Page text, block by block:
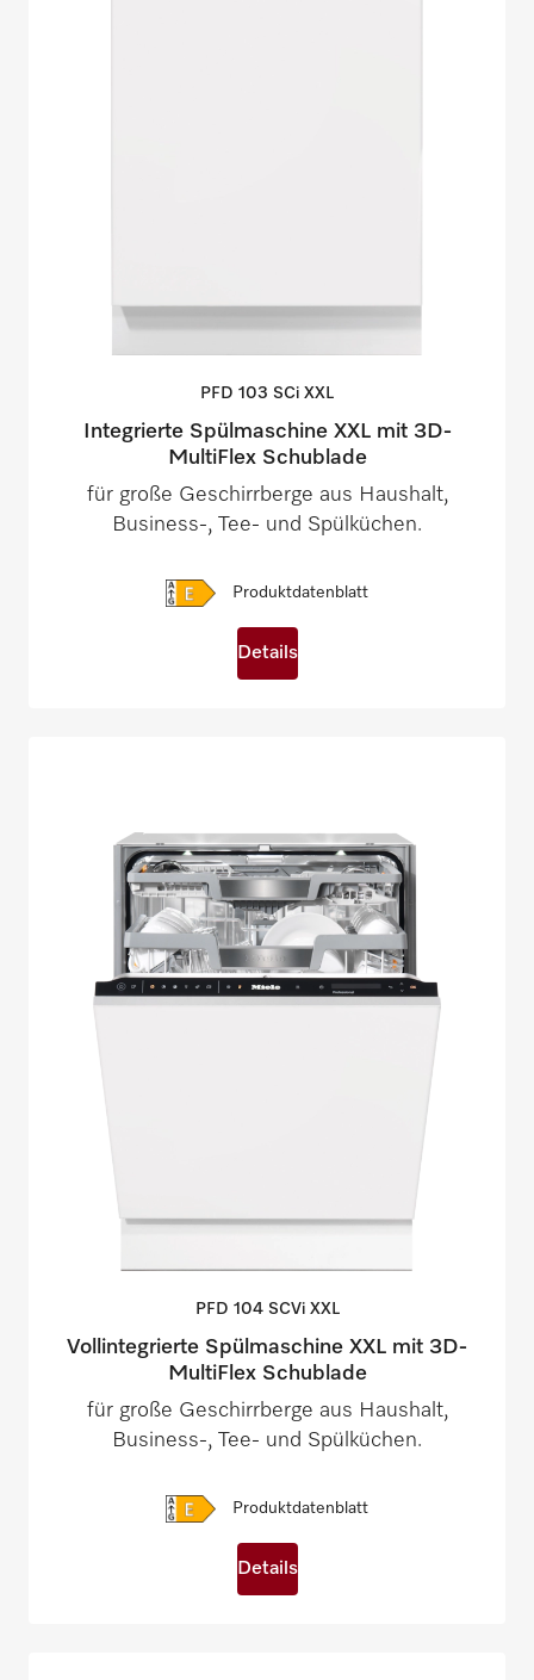
PFD 103 SCi XXL
Integrierte Spülmaschine XXL mit 3D-
MultiFlex Schublade
für große Geschirrberge aus Haushalt,
Business-, Tee- und Spülküchen.
Produktdatenblatt
Details
PFD 104 SCVi XXL
Vollintegrierte Spülmaschine XXL mit 3D-
MultiFlex Schublade
für große Geschirrberge aus Haushalt,
Business-, Tee- und Spülküchen.
Produktdatenblatt
Details